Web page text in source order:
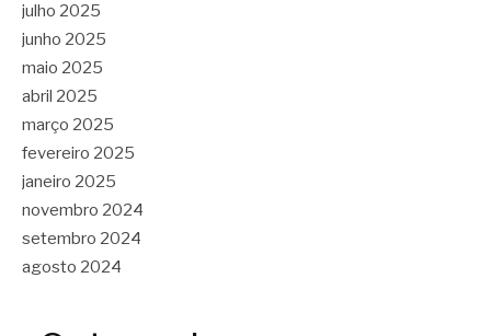
julho 2025
junho 2025
maio 2025
abril 2025
março 2025
fevereiro 2025
janeiro 2025
novembro 2024
setembro 2024
agosto 2024